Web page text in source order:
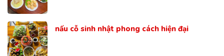
nấu cỗ sinh nhật phong cách hiện đại